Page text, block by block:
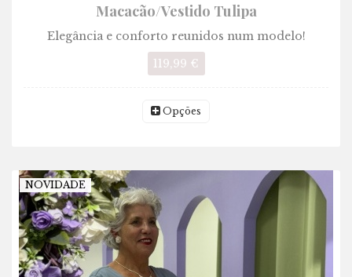
Macacão/Vestido Tulipa
Elegância e conforto reunidos num modelo!
119,99 €
Opções
NOVIDADE